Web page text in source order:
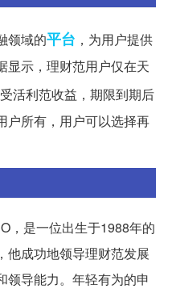
领域的平台 ，为用户提供
显示，理财范用户仅在天
活利范收益，期限到期后
户所有，用户可以选择再
，是一位出生于1988年的
他成功地领导理财范发展
领导能力。年轻有为的申